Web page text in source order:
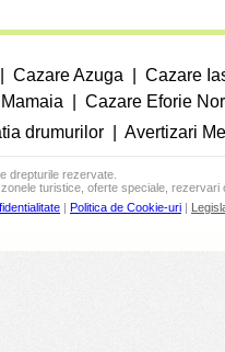
Cazare Azuga
Cazare
Cazare Eforie
drumurilor Avertizari
drepturile rezervate.
turistice, oferte speciale, rezervari
| Politica de Cookie-uri |